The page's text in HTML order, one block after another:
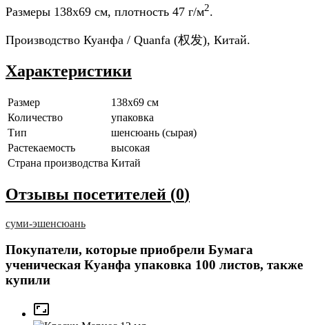
Размеры 138x69 см, плотность 47 г/м2.
Производство Куанфа / Quanfa (权发), Китай.
Характеристики
Размер
138x69 см
Количество
упаковка
Тип
шенсюань (сырая)
Растекаемость
высокая
Страна производства Китай
Отзывы посетителей (0)
суми-эшенсюань
Покупатели, которые приобрели Бумага
ученическая Куанфа упаковка 100 листов, также
купили
